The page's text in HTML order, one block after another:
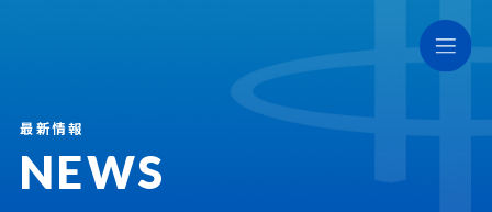
NEWS
最新情報